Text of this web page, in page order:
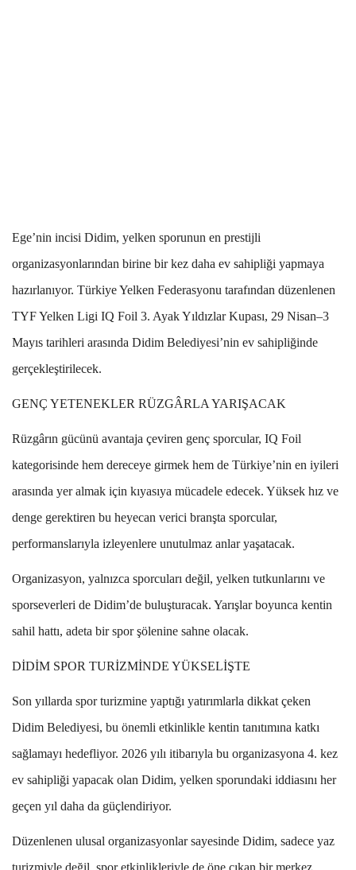
Ege’nin incisi Didim, yelken sporunun en prestijli
organizasyonlarından birine bir kez daha ev sahipliği yapmaya
hazırlanıyor. Türkiye Yelken Federasyonu tarafından düzenlenen
TYF Yelken Ligi IQ Foil 3. Ayak Yıldızlar Kupası, 29 Nisan–3
Mayıs tarihleri arasında Didim Belediyesi’nin ev sahipliğinde
gerçekleştirilecek.
GENÇ YETENEKLER RÜZGÂRLA YARIŞACAK
Rüzgârın gücünü avantaja çeviren genç sporcular, IQ Foil
kategorisinde hem dereceye girmek hem de Türkiye’nin en iyileri
arasında yer almak için kıyasıya mücadele edecek. Yüksek hız ve
denge gerektiren bu heyecan verici branşta sporcular,
performanslarıyla izleyenlere unutulmaz anlar yaşatacak.
Organizasyon, yalnızca sporcuları değil, yelken tutkunlarını ve
sporseverleri de Didim’de buluşturacak. Yarışlar boyunca kentin
sahil hattı, adeta bir spor şölenine sahne olacak.
DİDİM SPOR TURİZMİNDE YÜKSELİŞTE
Son yıllarda spor turizmine yaptığı yatırımlarla dikkat çeken
Didim Belediyesi, bu önemli etkinlikle kentin tanıtımına katkı
sağlamayı hedefliyor. 2026 yılı itibarıyla bu organizasyona 4. kez
ev sahipliği yapacak olan Didim, yelken sporundaki iddiasını her
geçen yıl daha da güçlendiriyor.
Düzenlenen ulusal organizasyonlar sayesinde Didim, sadece yaz
turizmiyle değil, spor etkinlikleriyle de öne çıkan bir merkez